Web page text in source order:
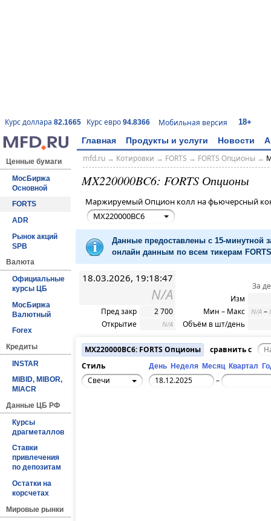
Курс доллара 82.1665 Курс евро 94.8366 Мобильная версия 18+
Главная Продукты и услуги Новости
Ценные бумаги
МосБиржа
Основной
FORTS
ADR
Рынок акций
SPB
Валюта
Официальные
курсы ЦБ
МосБиржа
Валютный
Forex
Кредиты
INSTAR
MIBID, MIBOR,
MIACR
Данные ЦБ РФ
Курсы
драгметаллов
Ставки
привлечения
по депозитам
Остатки на
корсчетах
Мировые рынки
mfd.ru→ Котировки → FORTS → FORTS Опционы→
MX220000BC6: FORTS Опционы
Маржируемый Опцион колл на фьючерсный
MX220000BC6
Данные предоставлены с 15-минутной
онлайн данным по всем тикерам
18.03.2026, 19:18:47
N/A
Пред закр
2 700
Открытие
N/A
За
Изм
Мин – Макс
N/A –
Объём в шт/день
MX220000BC6: FORTS Опционы
сравнить с
Стиль
День Неделя Месяц Квартал
Свечи –